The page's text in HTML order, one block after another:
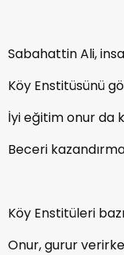
Sabahattin Ali,
Köy Enstitüsünü
İyi eğitim onur da
Beceri
Köy Enstitüleri
Onur, gurur